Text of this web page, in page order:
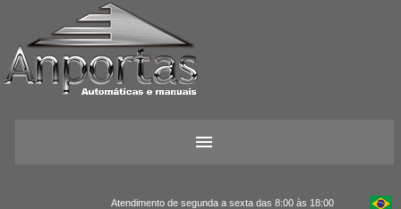
Atendimento de segunda a sexta das 8:00 às 18:00